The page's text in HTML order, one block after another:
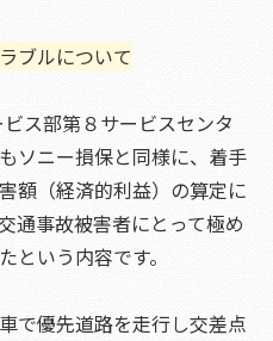
ブルについて
ス部第８サービスセンタ
ソニー損保と同様に、着手
額（経済的利益）の算定に
通事故被害者にとって極め
という内容です。
で優先道路を走行し交差点